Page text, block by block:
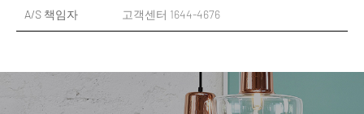
A/S 책임자 고객센터 1644-4676